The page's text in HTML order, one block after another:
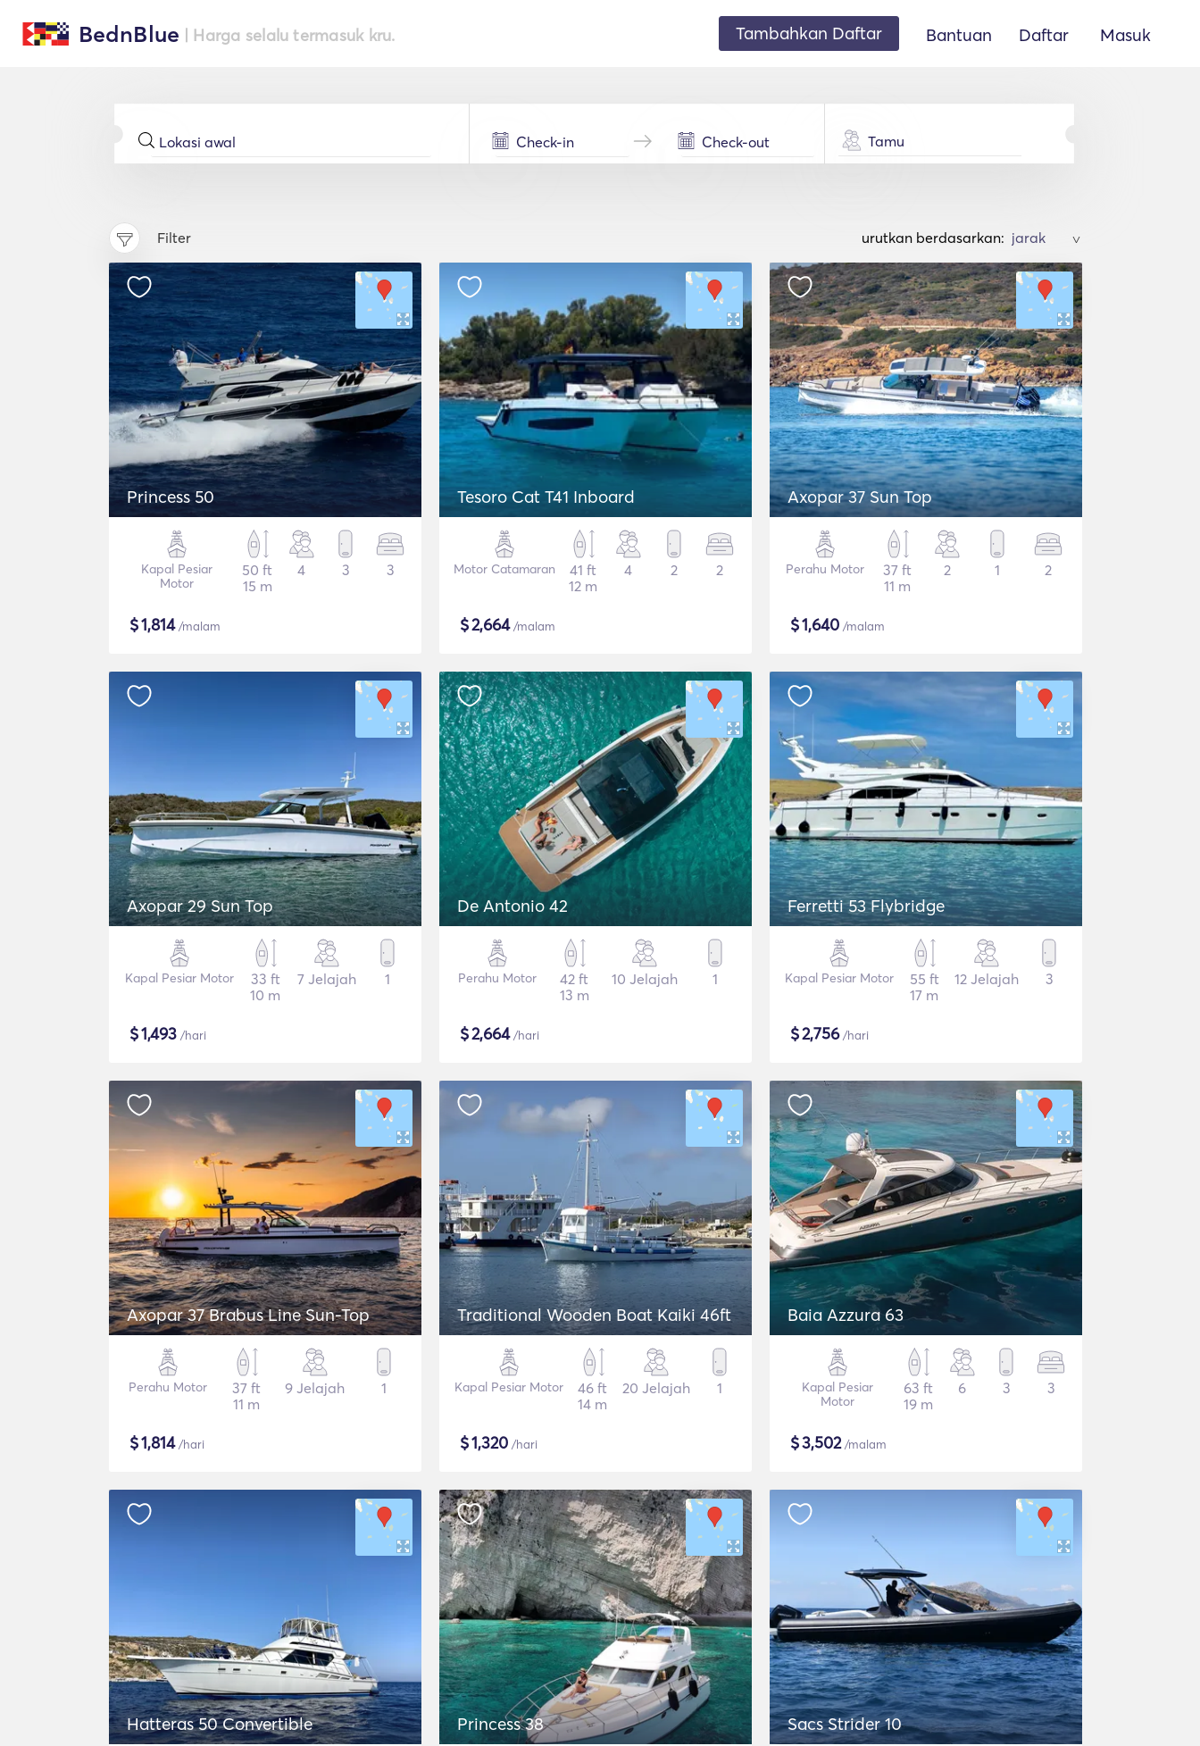
BednBlue | Harga selalu termasuk kru. Tambahkan Daftar Bantuan Daftar Masuk
Tamu
Filter urutkan berdasarkan: >
Princess 50
Kapal Pesiar
Motor
50 ft
15 m
4 3 3
$1,814/malam
Tesoro Cat T41 Inboard
Motor Catamaran
41 ft
12 m
4 2 2
$2,664/malam
Axopar 37 Sun Top
Perahu Motor
37 ft
11 m
2 1 2
$1,640 /malam
Axopar 29 Sun Top
Kapal Pesiar Motor
33 ft
10 m
7 Jelajah 1
$1,493 /hari
De Antonio 42
Perahu Motor
42 ft
13 m
10 Jelajah 1
$2,664/hari
Ferretti 53 Flybridge
Kapal Pesiar Motor
55 ft
17 m
12 Jelajah 3
$2,756/hari
Axopar 37 Brabus Line Sun-Top
Perahu Motor
37 ft
11 m
9 Jelajah 1
$1,814/hari
Traditional Wooden Boat Kaiki 46ft
Kapal Pesiar Motor
46 ft
14 m
20 Jelajah 1
$1,320 /hari
Baia Azzura 63
Kapal Pesiar
Motor
63 ft
19 m
6 3 3
$3,502/malam
Hatteras 50 Convertible Princess 38 Sacs Strider 10